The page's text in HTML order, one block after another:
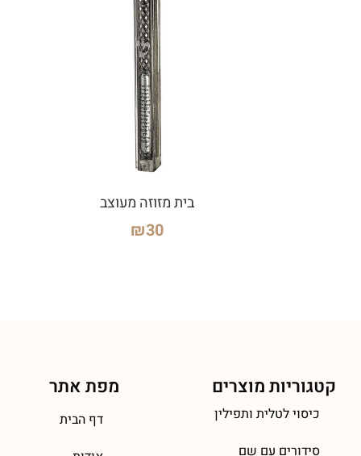
בית מזוזה מעוצב
₪30
קטגוריות מוצרים
כיסוי לטלית ותפילין
סידורים עם שם
מפת אתר
דף הבית